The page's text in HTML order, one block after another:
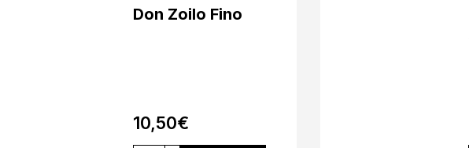
Don Zoilo Fino
10,50€